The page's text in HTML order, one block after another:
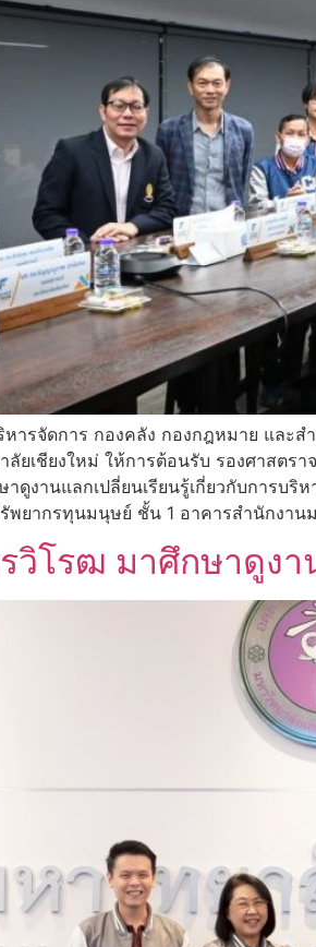
ารจัดการ กองคลัง กองกฎหมาย และ
ยเชียงใหม่ ให้การต้อนรับ รองศาสตร
งานแลกเปลี่ยนเรียนรู้เกี่ยวกับการบ
พยากรทุนมนุษย์ ชั้น 1 อาคารสำนักงา
วิโรฒ มาศึกษาดูงา